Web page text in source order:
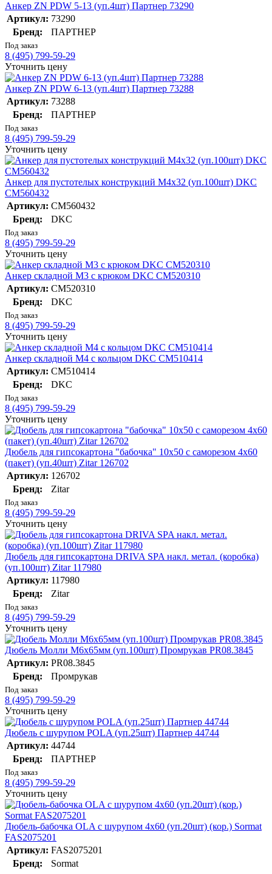
Анкер ZN PDW 5-13 (уп.4шт) Партнер 73290
Артикул: 73290
Бренд:
ПАРТНЕР
Под заказ
8 (495) 799-59-29
Уточнить цену
Анкер ZN PDW 6-13 (уп.4шт) Партнер 73288
Артикул: 73288
Бренд:
ПАРТНЕР
Под заказ
8 (495) 799-59-29
Уточнить цену
Анкер для пустотелых конструкций М4х32 (уп.100шт) DKC
CM560432
Артикул: CM560432
Бренд:
DKC
Под заказ
8 (495) 799-59-29
Уточнить цену
Анкер складной М3 с крюком DKC CM520310
Артикул: CM520310
Бренд:
DKC
Под заказ
8 (495) 799-59-29
Уточнить цену
Анкер складной М4 с кольцом DKC CM510414
Артикул: CM510414
Бренд:
DKC
Под заказ
8 (495) 799-59-29
Уточнить цену
Дюбель для гипсокартона "бабочка" 10х50 с саморезом 4х60
(пакет) (уп.40шт) Zitar 126702
Артикул: 126702
Бренд:
Zitar
Под заказ
8 (495) 799-59-29
Уточнить цену
Дюбель для гипсокартона DRIVA SPA накл. метал. (коробка)
(уп.100шт) Zitar 117980
Артикул: 117980
Бренд:
Zitar
Под заказ
8 (495) 799-59-29
Уточнить цену
Дюбель Молли М6х65мм (уп.100шт) Промрукав PR08.3845
Артикул: PR08.3845
Бренд:
Промрукав
Под заказ
8 (495) 799-59-29
Уточнить цену
Дюбель с шурупом POLA (уп.25шт) Партнер 44744
Артикул: 44744
Бренд:
ПАРТНЕР
Под заказ
8 (495) 799-59-29
Уточнить цену
Дюбель-бабочка OLA с шурупом 4х60 (уп.20шт) (кор.) Sormat
FAS2075201
Артикул: FAS2075201
Бренд:
Sormat